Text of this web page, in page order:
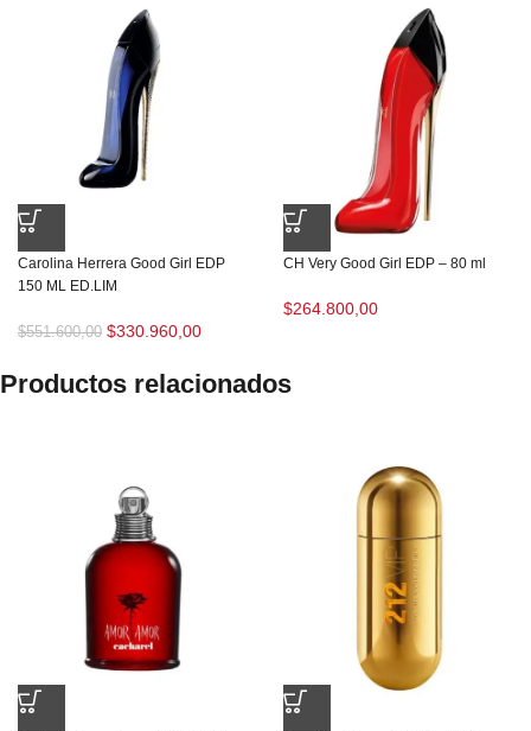
Carolina Herrera Good Girl EDP
150 ML ED.LIM
$551.600,00 $330.960,00
CH Very Good Girl EDP – 80 ml
$264.800,00
Productos relacionados